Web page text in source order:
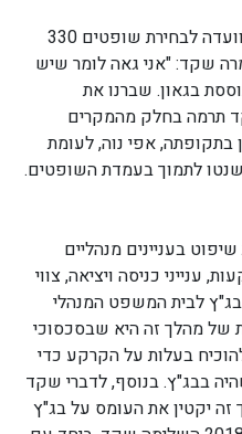
במהלך כהונתה של שקד מינתה הוועדה לבחירת שופטים 330
שקד: "אני גאה לומר שיש
בגאון. שברנו את
תרמה בחלק מהמקרים
אפי נוה, לעומת
לתמוך בעמדת השופטים.
בעניינים מנהליים
ענייני כניסה ויציאה, צווי
לבית המשפט המנהלי
של מהלך זה היא שבסכסוכי
בעלות על הקרקע כדי
בבג"ץ. בנוסף, לדברי שקד
יקטין את העומס על בג"ץ